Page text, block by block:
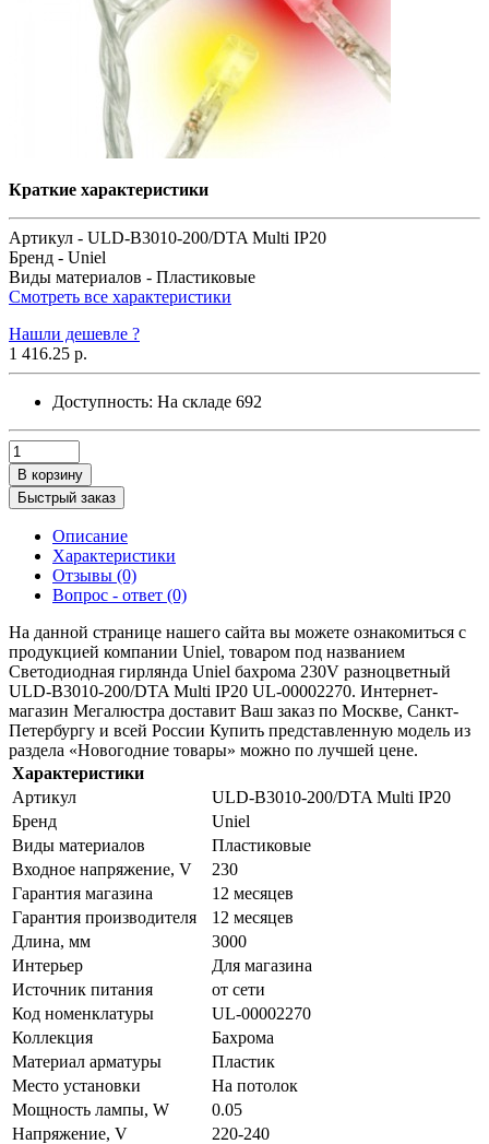
Краткие характеристики
Артикул - ULD-B3010-200/DTA Multi IP20
Бренд - Uniel
Виды материалов - Пластиковые
Смотреть все характеристики
Нашли дешевле ?
1 416.25 р.
Доступность: На складе 692
В корзину
Быстрый заказ
Описание
Характеристики
Отзывы (0)
Вопрос - ответ (0)
На данной странице нашего сайта вы можете ознакомиться с
продукцией компании Uniel, товаром под названием
Светодиодная гирлянда Uniel бахрома 230V разноцветный
ULD-B3010-200/DTA Multi IP20 UL-00002270. Интернет-
магазин Мегалюстра доставит Ваш заказ по Москве, Санкт-
Петербургу и всей России Купить представленную модель из
раздела «Новогодние товары» можно по лучшей цене.
Характеристики
Артикул
ULD-B3010-200/DTA Multi IP20
Бренд
Uniel
Виды материалов
Пластиковые
Входное напряжение, V
230
Гарантия магазина
12 месяцев
Гарантия производителя
12 месяцев
Длина, мм
3000
Интерьер
Для магазина
Источник питания
от сети
Код номенклатуры
UL-00002270
Коллекция
Бахрома
Материал арматуры
Пластик
Место установки
На потолок
Мощность лампы, W
0.05
Напряжение, V
220-240